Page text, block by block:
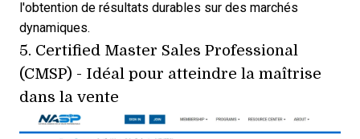
l'obtention de résultats durables sur des marchés
dynamiques.
5. Certified Master Sales Professional
(CMSP) - Idéal pour atteindre la maîtrise
dans la vente